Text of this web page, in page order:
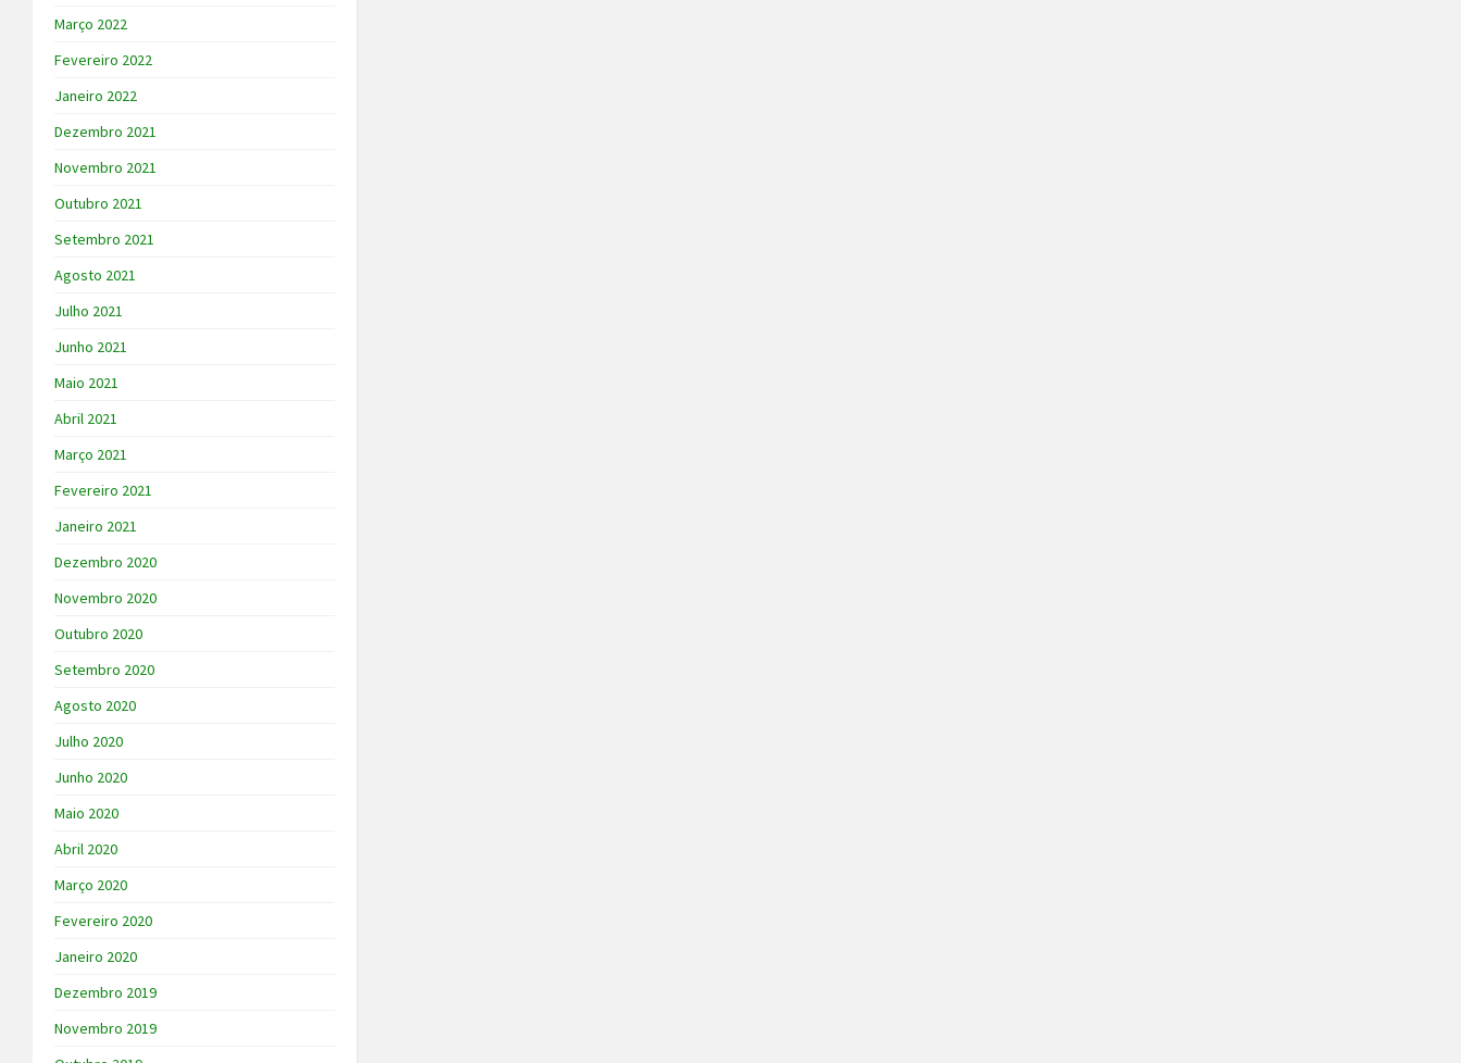
Março 2022
Fevereiro 2022
Janeiro 2022
Dezembro 2021
Novembro 2021
Outubro 2021
Setembro 2021
Agosto 2021
Julho 2021
Junho 2021
Maio 2021
Abril 2021
Março 2021
Fevereiro 2021
Janeiro 2021
Dezembro 2020
Novembro 2020
Outubro 2020
Setembro 2020
Agosto 2020
Julho 2020
Junho 2020
Maio 2020
Abril 2020
Março 2020
Fevereiro 2020
Janeiro 2020
Dezembro 2019
Novembro 2019